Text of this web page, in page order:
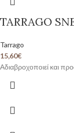
TARRAGO
Tarrago
15,60€
Αδιαβροχοποιεί και